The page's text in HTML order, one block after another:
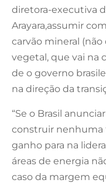
diretora-executiva
Arayara,assumir
carvão mineral
vegetal, que vai na
de o governo
na direção da
“Se o Brasil
construir nenhuma
ganho para na
áreas de energia
caso da margem